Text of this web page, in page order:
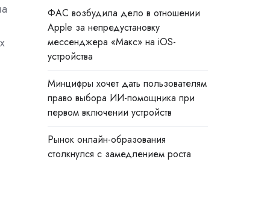
ФАС возбудила дело в отношении
Apple за непредустановку
мессенджера «Макс» на iOS-
устройства
Минцифры хочет дать пользователям
право выбора ИИ-помощника при
первом включении устройств
Рынок онлайн-образования
столкнулся с замедлением роста